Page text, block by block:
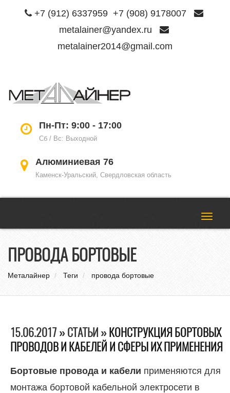
+7 (912) 6337959 +7 (908) 9178007
metalainer@yandex.ru
metalainer2014@gmail.com
Пн-Пт: 9:00 - 17:00
Сб / Вс: Выходной
Алюминиевая 76
Каменск-Уральский, Свердловская область
ПРОВОДА БОРТОВЫЕ
Металайнер Теги провода бортовые
15.06.2017 » СТАТЬИ »КОНСТРУКЦИЯ БОРТОВЫХ
ПРОВОДОВ И КАБЕЛЕЙ И СФЕРЫ ИХ ПРИМЕНЕНИЯ
Бортовые провода и кабели применяются для
монтажа бортовой кабельной электросети в